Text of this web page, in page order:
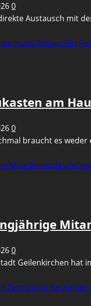
0
Austausch mit
Haus Basten: Ein
am
0
braucht es
Mitarbeitende und
0
Geilenkirchen
Zeitrennen für